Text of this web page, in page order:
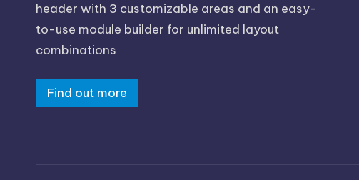
header with 3 customizable areas and an easy-
to-use module builder for unlimited layout
combinations
Find out more